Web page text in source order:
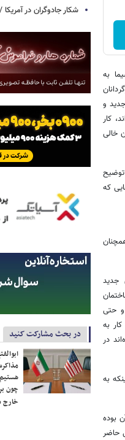
به
و
کار
خالی
که
جدید
و حتی
به
در
به
بوده
حاضر
شکار جادوگران در
در بحث مشارکت کنید
چون
خارج